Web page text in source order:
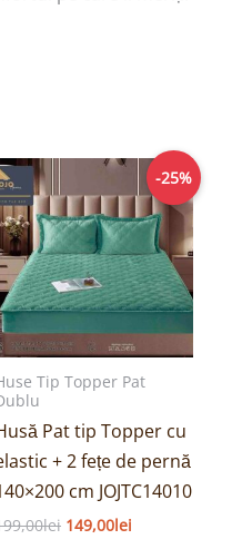
-25%
Tip Topper Pat
Pat tip Topper cu
+ 2 fețe de pernă
cm JOJTC14010
lei
Prețul
fost:
199,00lei.
149,00lei
Prețul
curent
este:
149,00lei.